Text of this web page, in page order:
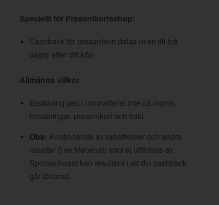
Speciellt för Presentkortsshop:
Cashback för presentkort delas ut en till två
dagar efter ditt köp
Allmänna villkor:
Ersättning ges i normalfallet inte på moms,
försäkringar, presentkort och frakt.
Obs: Användande av rabattkoder och andra
rabatter (t ex Mecenat) som ej utfärdats av
Sponsorhuset kan resultera i att din cashback
går förlorad.